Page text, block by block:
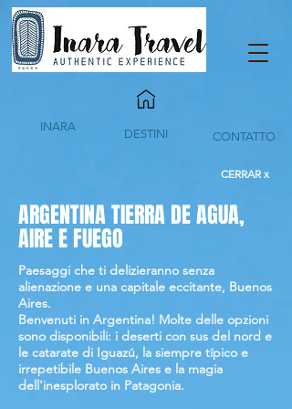
INARA
DESTINI CONTATTO
CERRAR x
ARGENTINA TIERRA DE AGUA,
AIRE E FUEGO
Paesaggi che ti delizieranno senza
alienazione e una capitale eccitante, Buenos
Aires.
Benvenuti in Argentina! Molte delle opzioni
sono disponibili: i deserti con sus del nord e
le catarate di Iguazú, la siempre típico e
irrepetibile Buenos Aires e la magia
dell'inesplorato in Patagonia.